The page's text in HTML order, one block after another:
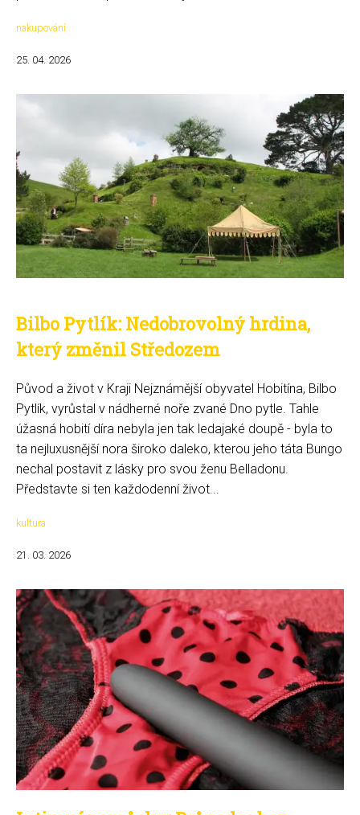
nakupování
25. 04. 2026
Bilbo Pytlík: Nedobrovolný hrdina,
který změnil Středozem
Původ a život v Kraji Nejznámější obyvatel Hobitína, Bilbo
Pytlík, vyrůstal v nádherné noře zvané Dno pytle. Tahle
úžasná hobití díra nebyla jen tak ledajaké doupě - byla to
ta nejluxusnější nora široko daleko, kterou jeho táta Bungo
nechal postavit z lásky pro svou ženu Belladonu.
Představte si ten každodenní život...
kultura
21. 03. 2026